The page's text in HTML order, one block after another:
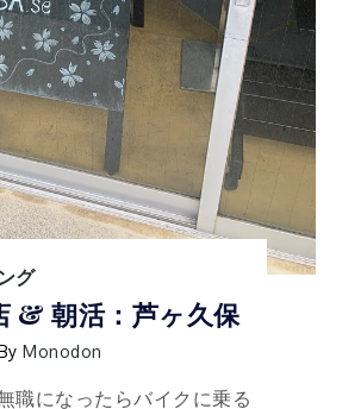
グ
& 朝活：芦ヶ久保
Monodon
職になったらバイクに乗る